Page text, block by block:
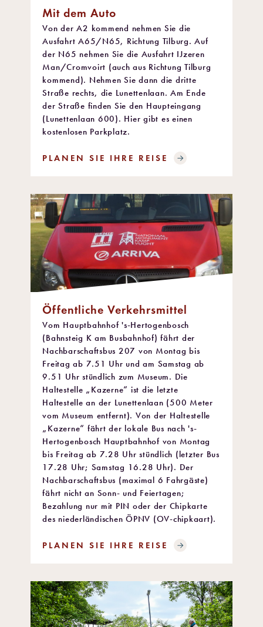
Mit dem Auto
Von der A2 kommend nehmen Sie die
Ausfahrt A65/N65, Richtung Tilburg. Auf
der N65 nehmen Sie die Ausfahrt IJzeren
Man/Cromvoirt (auch aus Richtung Tilburg
kommend). Nehmen Sie dann die dritte
Straße rechts, die Lunettenlaan. Am Ende
der Straße finden Sie den Haupteingang
(Lunettenlaan 600). Hier gibt es einen
kostenlosen Parkplatz.
PLANEN SIE IHRE REISE
Öffentliche Verkehrsmittel
Vom Hauptbahnhof 's-Hertogenbosch
(Bahnsteig K am Busbahnhof) fährt der
Nachbarschaftsbus 207 von Montag bis
Freitag ab 7.51 Uhr und am Samstag ab
9.51 Uhr stündlich zum Museum. Die
Haltestelle „Kazerne“ ist die letzte
Haltestelle an der Lunettenlaan (500 Meter
vom Museum entfernt). Von der Haltestelle
„Kazerne“ fährt der lokale Bus nach 's-
Hertogenbosch Hauptbahnhof von Montag
bis Freitag ab 7.28 Uhr stündlich (letzter Bus
17.28 Uhr; Samstag 16.28 Uhr). Der
Nachbarschaftsbus (maximal 6 Fahrgäste)
fährt nicht an Sonn- und Feiertagen;
Bezahlung nur mit PIN oder der Chipkarte
des niederländischen ÖPNV (OV-chipkaart).
PLANEN SIE IHRE REISE